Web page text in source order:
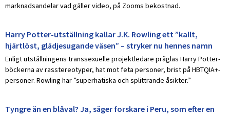
marknadsandelar vad gäller video, på Zooms bekostnad.
Harry Potter-utställning kallar J.K. Rowling ett ”kallt,
hjärtlöst, glädjesugande väsen” – stryker nu hennes namn
Enligt utställningens transsexuelle projektledare präglas Harry Potter-
böckerna av rasstereotyper, hat mot feta personer, brist på HBTQIA+-
personer. Rowling har ”superhatiska och splittrande åsikter.”
Tyngre än en blåval? Ja, säger forskare i Peru, som efter en